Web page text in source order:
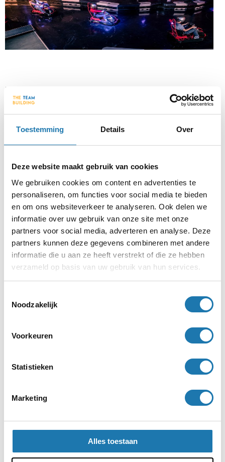
Toestemming Details Over
Deze website maakt gebruik van cookies
We gebruiken cookies om content en advertenties te
personaliseren, om functies voor social media te bieden
en om ons websiteverkeer te analyseren. Ook delen we
informatie over uw gebruik van onze site met onze
partners voor social media, adverteren en analyse. Deze
partners kunnen deze gegevens combineren met andere
informatie die u aan ze heeft verstrekt of die ze hebben
verzameld op basis van uw gebruik van hun services.
Noodzakelijk
Voorkeuren
Statistieken
Marketing
Alles toestaan
Rijd onze baan op in elektrische karts en begin het spel! In
Fusion Drift verdien je punten door op verschillende
interactieve stuur en voel je alsof je in een live videogame zit.
kunnen maximaal 15 personen tegelijkertijd op de baan
rijden.
Meer info
Social Games - 6 interactieve games
Betreed de wereld van interactieve spellen waarin actie,
beweging en lol hand in hand gaan. In Social Games vind je 6
verschillende games, en elk daarvan biedt verschillende
spelletjes met meerdere levels. Spring op de interactieve